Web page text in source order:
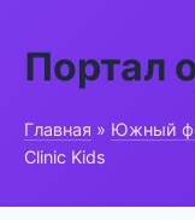
Портал
Главная » Южный
Clinic Kids